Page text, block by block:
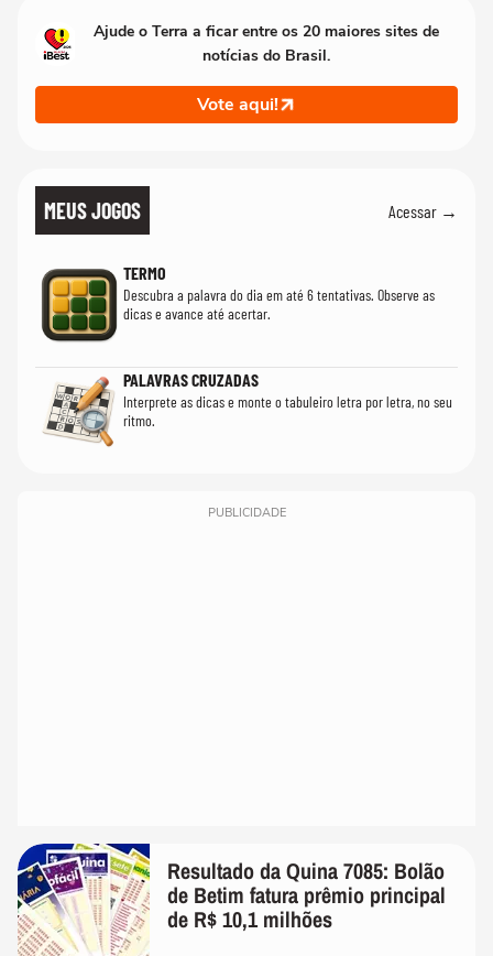
Ajude o Terra a ficar entre os 20 maiores sites de
notícias do Brasil.
Vote aqui!
MEUS JOGOS Acessar →
TERMO
Descubra a palavra do dia em até 6 tentativas. Observe as
dicas e avance até acertar.
PALAVRAS CRUZADAS
Interprete as dicas e monte o tabuleiro letra por letra, no seu
ritmo.
PUBLICIDADE
Resultado da Quina 7085: Bolão
de Betim fatura prêmio principal
de R$ 10,1 milhões